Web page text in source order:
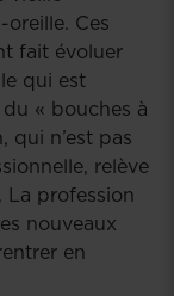
Ces
fait évoluer
qui est
« bouches à
qui n’est pas
relève
La profession
nouveaux
en